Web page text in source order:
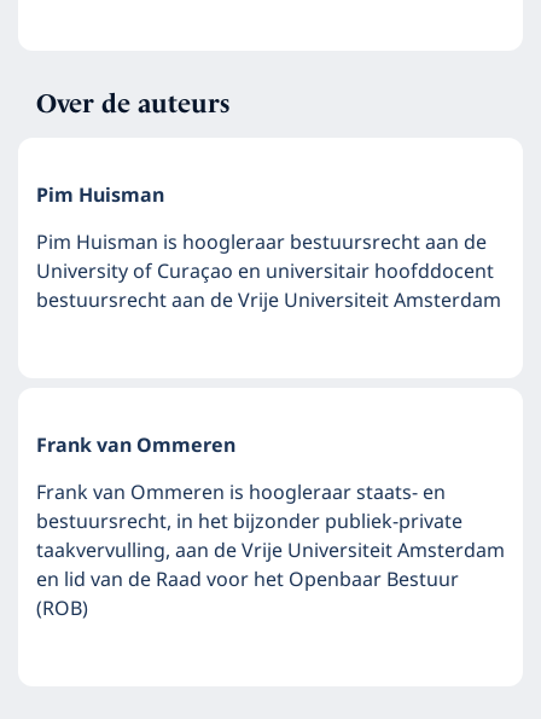
Over de auteurs
Pim Huisman
Pim Huisman is hoogleraar bestuursrecht aan de
University of Curaçao en universitair hoofddocent
bestuursrecht aan de Vrije Universiteit Amsterdam
Frank van Ommeren
Frank van Ommeren is hoogleraar staats- en
bestuursrecht, in het bijzonder publiek-private
taakvervulling, aan de Vrije Universiteit Amsterdam
en lid van de Raad voor het Openbaar Bestuur
(ROB)